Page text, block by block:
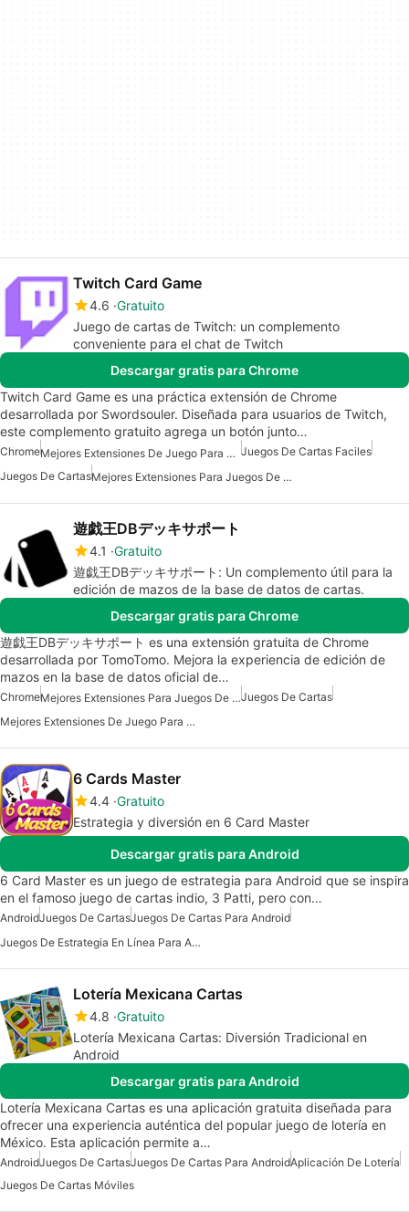
Twitch Card Game
4.6 Gratuito
Juego de cartas de Twitch: un complemento
conveniente para el chat de Twitch
Descargar gratis para Chrome
Twitch Card Game es una práctica extensión de Chrome
desarrollada por Swordsouler. Diseñada para usuarios de Twitch,
este complemento gratuito agrega un botón junto…
Chrome Mejores Extensiones De Juego Para Chrome Juegos De Cartas Faciles
Juegos De Cartas
Mejores Extensiones Para Juegos De Chrome
遊戯王DBデッキサポート
4.1 Gratuito
遊戯王DBデッキサポート: Un complemento útil para la
edición de mazos de la base de datos de cartas.
Descargar gratis para Chrome
遊戯王DBデッキサポート es una extensión gratuita de Chrome
desarrollada por TomoTomo. Mejora la experiencia de edición de
mazos en la base de datos oficial de…
Chrome Mejores Extensiones Para Juegos De ChromeJuegos De Cartas
Mejores Extensiones De Juego Para Chrome
6 Cards Master
4.4 Gratuito
Estrategia y diversión en 6 Card Master
Descargar gratis para Android
6 Card Master es un juego de estrategia para Android que se inspira
en el famoso juego de cartas indio, 3 Patti, pero con…
AndroidJuegos De CartasJuegos De Cartas Para Android
Juegos De Estrategia En Línea Para Android
Lotería Mexicana Cartas
4.8 Gratuito
Lotería Mexicana Cartas: Diversión Tradicional en
Android
Descargar gratis para Android
Lotería Mexicana Cartas es una aplicación gratuita diseñada para
ofrecer una experiencia auténtica del popular juego de lotería en
México. Esta aplicación permite a…
AndroidJuegos De CartasJuegos De Cartas Para AndroidAplicación De Lotería
Juegos De Cartas Móviles